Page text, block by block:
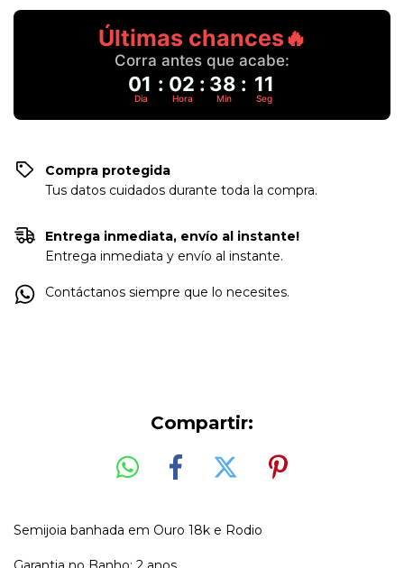
Últimas chances🔥
Corra antes que acabe:
01 : 02 : 38 : 11
Dia Hora Min Seg
Compra protegida
Tus datos cuidados durante toda la compra.
Entrega inmediata, envío al instante!
Entrega inmediata y envío al instante.
Contáctanos siempre que lo necesites.
Compartir:
Semijoia banhada em Ouro 18k e Rodio